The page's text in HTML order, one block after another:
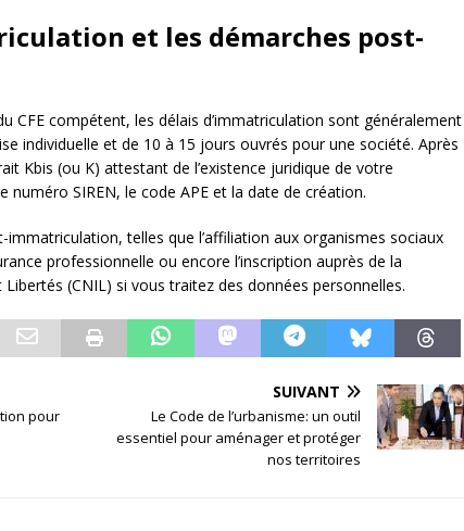
et les démarches post-
CFE compétent, les délais d’immatriculation sont généralement
individuelle et de 10 à 15 jours ouvrés pour une société. Après
Kbis (ou K) attestant de l’existence juridique de votre
SIREN, le code APE et la date de création.
immatriculation, telles que l’affiliation aux organismes sociaux
professionnelle ou encore l’inscription auprès de la
(CNIL) si vous traitez des données personnelles.
pour
SUIVANT
Le Code de l’urbanisme: un outil
essentiel pour aménager et protéger
nos territoires